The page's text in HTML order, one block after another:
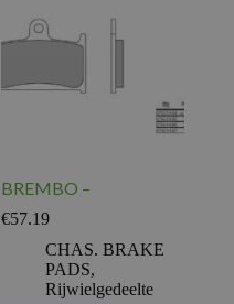
BREMBO –
€57.19
CHAS. BRAKE
PADS,
Rijwielgedeelte